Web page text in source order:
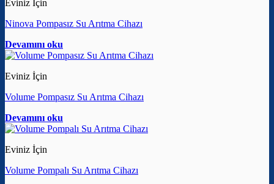
Eviniz İçin
Ninova Pompasız Su Arıtma Cihazı
Devamını oku
Eviniz İçin
Volume Pompasız Su Arıtma Cihazı
Devamını oku
Eviniz İçin
Volume Pompalı Su Arıtma Cihazı